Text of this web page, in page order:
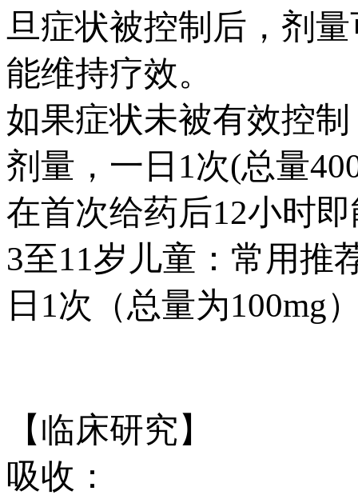
旦症状被控制后，剂
能维持疗效。
如果症状未被有效控
剂量，一日1次(总量
在首次给药后12小时
3至11岁儿童：常用推
日1次（总量为100mg
【临床研究】
吸收：